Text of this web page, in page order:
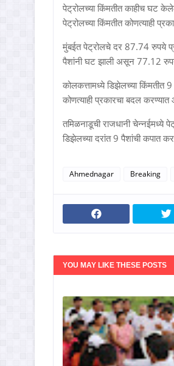
पेट्रोलच्या किंमतीत काहीच घट
पेट्रोलच्या किंमतीत कोणत्याही
मुंबईत पेट्रोलचे दर 87.74 रुपये
पैशांनी घट झाली असून 77.12
कोलकत्तामध्ये डिझेलच्या किंमतीत
कोणत्याही प्रकारचा बदल
तमिळनाडूची राजधानी
डिझेलच्या दरांत 9 पैशांची कपात
Ahmednagar Breaking
YOU MAY LIKE THESE POSTS